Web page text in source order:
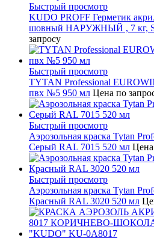
Быстрый просмотр
KUDO PROFF Герметик
шовный НАРУЖНЫЙ , 7 кг,
запросу
Быстрый просмотр
TYTAN Professional
пвх №5 950 мл Цена по
Быстрый просмотр
Аэрозольная краска Tytan
Серый RAL 7015 520 мл Цена
Быстрый просмотр
Аэрозольная краска Tytan
Красный RAL 3020 520 мл